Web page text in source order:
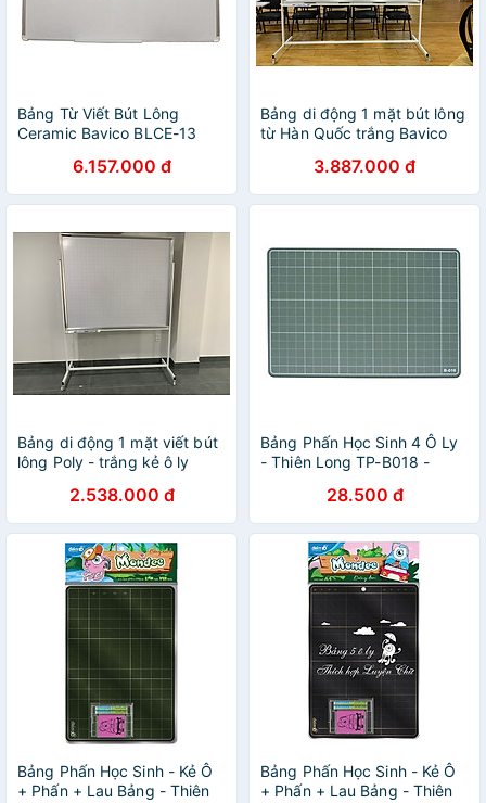
Bảng Từ Viết Bút Lông
Ceramic Bavico BLCE-13
6.157.000 đ
Bảng di động 1 mặt bút lông
từ Hàn Quốc trắng Bavico
3.887.000 đ
Bảng di động 1 mặt viết bút
lông Poly - trắng kẻ ô ly
2.538.000 đ
Bảng Phấn Học Sinh 4 Ô Ly
- Thiên Long TP-B018 -
28.500 đ
Bảng Phấn Học Sinh - Kẻ Ô
+ Phấn + Lau Bảng - Thiên
Bảng Phấn Học Sinh - Kẻ Ô
+ Phấn + Lau Bảng - Thiên